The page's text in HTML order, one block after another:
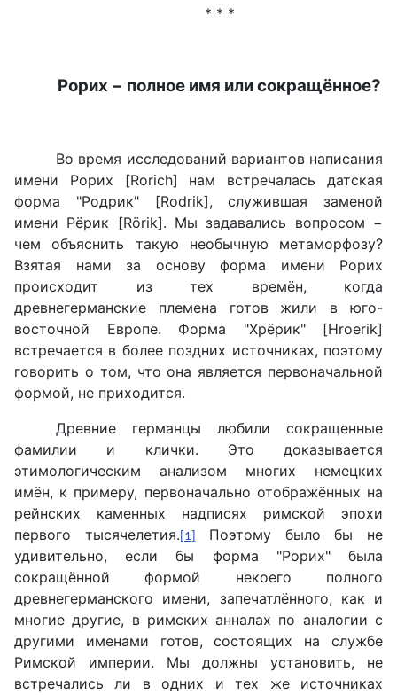
* * *
Рорих − полное имя или сокращённое?
Во время исследований вариантов написания
имени Рорих [Rorich] нам встречалась датская
форма "Родрик" [Rodrik], служившая заменой
имени Рёрик [Rörik]. Мы задавались вопросом −
чем объяснить такую необычную метаморфозу?
Взятая нами за основу форма имени Рорих
происходит из тех времён, когда
древнегерманские племена готов жили в юго-
восточной Европе. Форма "Хрёрик" [Hroerik]
встречается в более поздних источниках, поэтому
говорить о том, что она является первоначальной
формой, не приходится.
Древние германцы любили сокращенные
фамилии и клички. Это доказывается
этимологическим анализом многих немецких
имён, к примеру, первоначально отображённых на
рейнских каменных надписях римской эпохи
первого тысячелетия. [1]
Поэтому было бы не
удивительно, если бы форма "Рорих" была
сокращённой формой некоего полного
древнегерманского имени, запечатлённого, как и
многие другие, в римских анналах по аналогии с
другими именами готов, состоящих на службе
Римской империи. Мы должны установить, не
встречались ли в одних и тех же источниках